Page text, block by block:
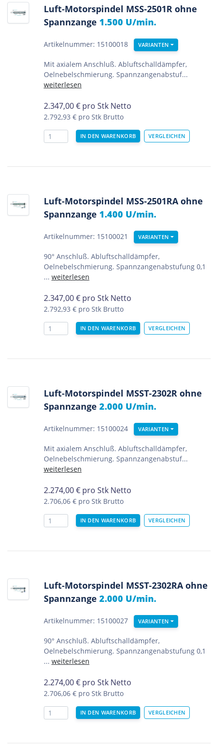
Luft-Motorspindel MSS-2501R ohne
Spannzange 1.500 U/min.
Artikelnummer: 15100018 VARIANTEN
Mit axialem Anschluß. Abluftschalldämpfer,
Oelnebelschmierung. Spannzangenabstuf...
weiterlesen
2.347,00€ pro Stk Netto
2.792,93 € pro Stk Brutto
Luft-Motorspindel MSS-2501RA ohne
Spannzange 1.400 U/min.
Artikelnummer: 15100021 VARIANTEN
90° Anschluß. Abluftschalldämpfer,
Oelnebelschmierung. Spannzangenabstufung 0,1
... weiterlesen
2.347,00€ pro Stk Netto
2.792,93 € pro Stk Brutto
Luft-Motorspindel MSST-2302R ohne
Spannzange 2.000 U/min.
Artikelnummer: 15100024 VARIANTEN
Mit axialem Anschluß. Abluftschalldämpfer,
Oelnebelschmierung. Spannzangenabstuf...
weiterlesen
2.274,00€ pro Stk Netto
2.706,06 € pro Stk Brutto
Luft-Motorspindel MSST-2302RA ohne
Spannzange 2.000 U/min.
Artikelnummer: 15100027 VARIANTEN
90° Anschluß. Abluftschalldämpfer,
Oelnebelschmierung. Spannzangenabstufung 0,1
... weiterlesen
2.274,00€ pro Stk Netto
2.706,06 € pro Stk Brutto